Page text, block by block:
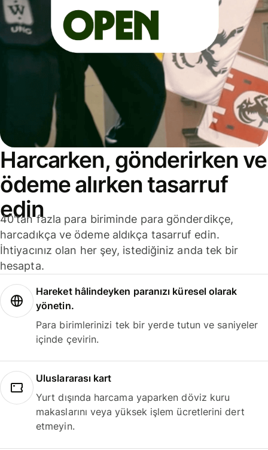
Harcarken, gönderirken ve
ödeme alırken tasarruf
edin
40'tan fazla para biriminde para gönderdikçe,
harcadıkça ve ödeme aldıkça tasarruf edin.
İhtiyacınız olan her şey, istediğiniz anda tek bir
hesapta.
Hareket hâlindeyken paranızı küresel olarak
yönetin.
Para birimlerinizi tek bir yerde tutun ve saniyeler
içinde çevirin.
Uluslararası kart
Yurt dışında harcama yaparken döviz kuru
makaslarını veya yüksek işlem ücretlerini dert
etmeyin.